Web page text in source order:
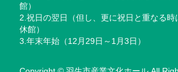
館）
2.祝日の翌日（但し、更に祝日と重なる時
休館）
3.年末年始（12月29日～1月3日）